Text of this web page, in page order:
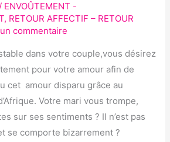
ENVOÛTEMENT -
, RETOUR AFFECTIF – RETOUR
commentaire
dans votre couple,vous désirez
pour votre amour afin de
cet amour disparu grâce au
Votre mari vous trompe,
sur ses sentiments ? Il n’est pas
se comporte bizarrement ?